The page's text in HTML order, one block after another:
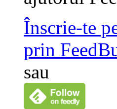
Înscrie-te
prin
sau